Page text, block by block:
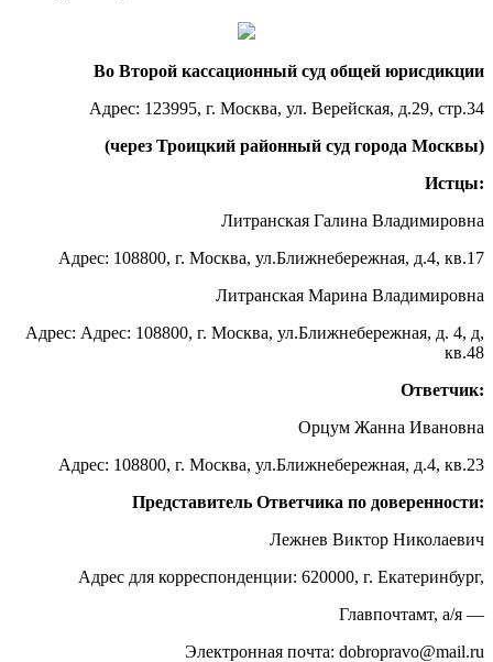
Во Второй кассационный суд общей юрисдикции
Адрес: 123995, г. Москва, ул. Верейская, д.29, стр.34
(через Троицкий районный суд города Москвы)
Истцы:
Литранская Галина Владимировна
Адрес: 108800, г. Москва, ул.Ближнебережная, д.4, кв.17
Литранская Марина Владимировна
Адрес: Адрес: 108800, г. Москва, ул.Ближнебережная, д. 4, д,
кв.48
Ответчик:
Орцум Жанна Ивановна
Адрес: 108800, г. Москва, ул.Ближнебережная, д.4, кв.23
Представитель Ответчика по доверенности:
Лежнев Виктор Николаевич
Адрес для корреспонденции: 620000, г. Екатеринбург,
Главпочтамт, а/я —
Электронная почта: dobropravo@mail.ru